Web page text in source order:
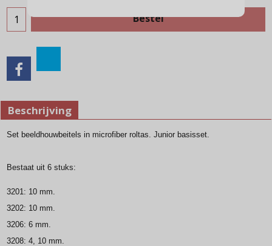
Bestel
Beschrijving
Set beeldhouwbeitels in microfiber roltas. Junior basisset.
Bestaat uit 6 stuks:
3201: 10 mm.
3202: 10 mm.
3206: 6 mm.
3208: 4, 10 mm.